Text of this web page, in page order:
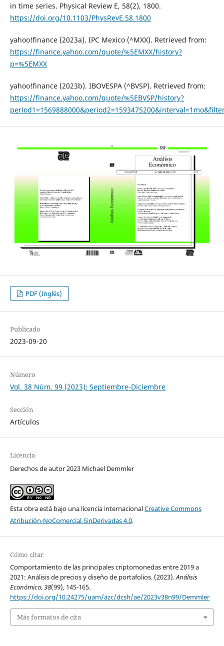
in time series. Physical Review E, 58(2), 1800.
https://doi.org/10.1103/PhysRevE.58.1800
yahoo!finance (2023a). IPC Mexico (^MXX). Retrieved from:
https://finance.yahoo.com/quote/%5EMXX/history?
p=%5EMXX
yahoo!finance (2023b). IBOVESPA (^BVSP). Retrieved from:
https://finance.yahoo.com/quote/%5EBVSP/history?
PDF (Inglés)
Publicado
2023-09-20
Número
Vol. 38 Núm. 99 (2023): Septiembre-Diciembre
Sección
Artículos
Licencia
Derechos de autor 2023 Michael Demmler
Esta obra está bajo una licencia internacionalCreative Commons
Atribución-NoComercial-SinDerivadas 4.0.
Cómo citar
Comportamiento de las principales criptomonedas entre 2019 a
2021: Análisis de precios y diseño de portafolios. (2023).Análisis
Económico,38(99), 145-165.
https://doi.org/10.24275/uam/azc/dcsh/ae/2023v38n99/Demmler
Más formatos de cita